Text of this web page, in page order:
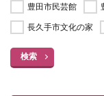
豊田市民芸館
長久手市文化の家
検索